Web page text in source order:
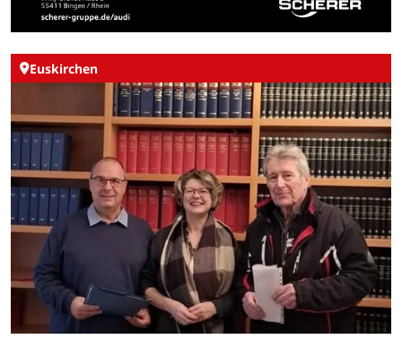
Euskirchen